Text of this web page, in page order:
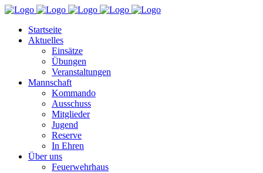
Startseite
Aktuelles
Einsätze
Übungen
Veranstaltungen
Mannschaft
Kommando
Ausschuss
Mitglieder
Jugend
Reserve
In Ehren
Über uns
Feuerwehrhaus